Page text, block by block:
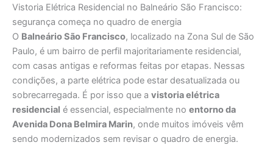
Vistoria Elétrica Residencial no Balneário São Francisco:
segurança começa no quadro de energia
O Balneário São Francisco, localizado na Zona Sul de São
Paulo, é um bairro de perfil majoritariamente residencial,
com casas antigas e reformas feitas por etapas. Nessas
condições, a parte elétrica pode estar desatualizada ou
sobrecarregada. É por isso que a vistoria elétrica
residencial é essencial, especialmente no entorno da
Avenida Dona Belmira Marin, onde muitos imóveis vêm
sendo modernizados sem revisar o quadro de energia.